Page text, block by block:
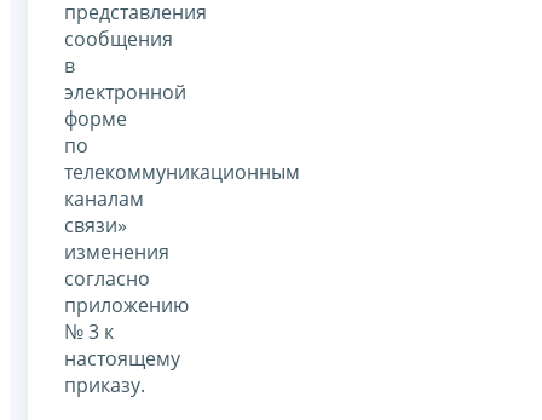
представления
сообщения
в
электронной
форме
по
телекоммуникационным
каналам
связи»
изменения
согласно
приложению
№ 3 к
настоящему
приказу.